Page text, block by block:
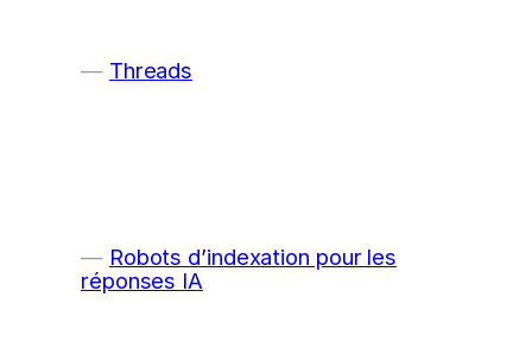
Threads
Robots d’indexation pour les
réponses IA